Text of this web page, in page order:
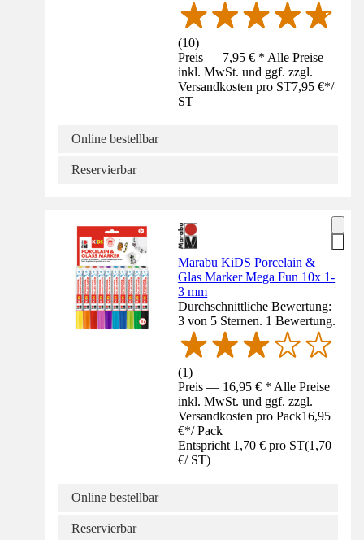
(10)
Preis — 7,95 € * Alle Preise
inkl. MwSt. und ggf. zzgl.
Versandkosten pro ST7,95 €*/
ST
Online bestellbar
Reservierbar
Marabu KiDS Porcelain &
Glas Marker Mega Fun 10x 1-
3 mm
Durchschnittliche Bewertung:
3 von 5 Sternen. 1 Bewertung.
(1)
Preis — 16,95 € * Alle Preise
inkl. MwSt. und ggf. zzgl.
Versandkosten pro Pack16,95
€*/ Pack
Entspricht 1,70 € pro ST(1,70
€/ ST)
Online bestellbar
Reservierbar